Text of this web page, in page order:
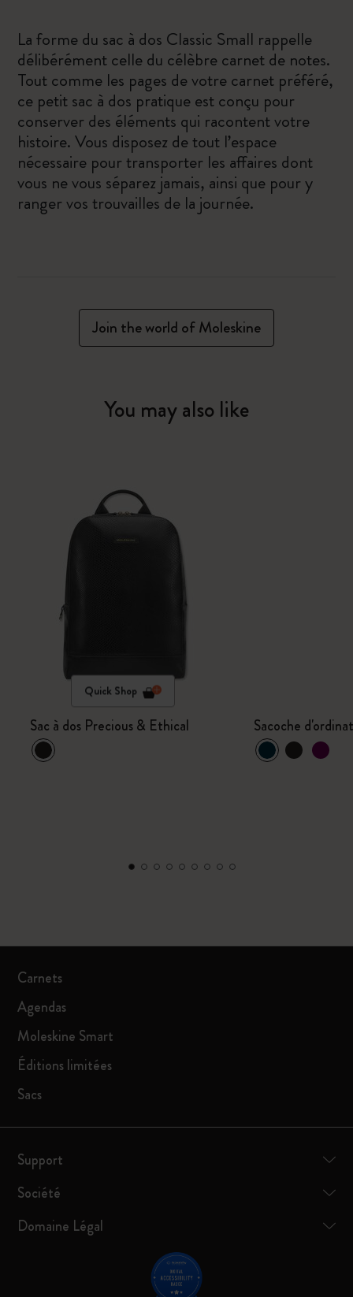
La forme du sac à dos Classic Small rappelle
délibérément celle du célèbre carnet de notes.
Tout comme les pages de votre carnet préféré,
ce petit sac à dos pratique est conçu pour
conserver des éléments qui racontent votre
histoire. Vous disposez de tout l’espace
nécessaire pour transporter les affaires dont
vous ne vous séparez jamais, ainsi que pour y
ranger vos trouvailles de la journée.
Join the world of Moleskine
You may also like
Quick Shop
Sac à dos Precious & Ethical Sacoche
Carnets
Agendas
Moleskine Smart
Éditions limitées
Sacs
Support
Société
Domaine Légal